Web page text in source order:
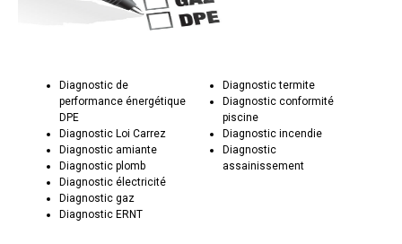
Diagnostic de
performance énergétique
DPE
Diagnostic Loi Carrez
Diagnostic amiante
Diagnostic plomb
Diagnostic électricité
Diagnostic gaz
Diagnostic ERNT
Diagnostic termite
Diagnostic conformité
piscine
Diagnostic incendie
Diagnostic
assainissement